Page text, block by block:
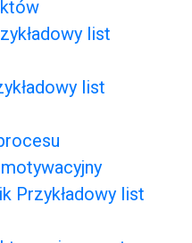
list
list
Przykładowy list